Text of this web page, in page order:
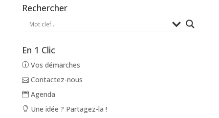
Rechercher
En 1 Clic
Vos démarches
Contactez-nous
Agenda
Une idée ? Partagez-la !